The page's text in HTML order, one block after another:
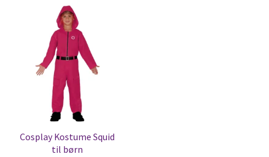
Cosplay Kostume Squid
til børn